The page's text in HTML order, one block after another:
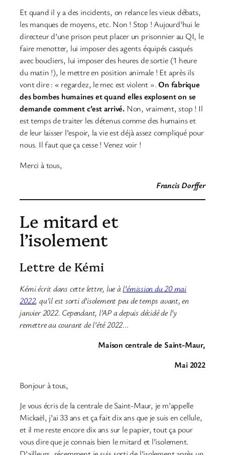
Et quand il y a des incidents, on relance les vieux débats,
les manques de moyens, etc. Non ! Stop ! Aujourd’hui le
directeur d’une prison peut placer un prisonnier au QI, le
faire menotter, lui imposer des agents équipés casqués
avec boucliers, lui imposer des heures de sortie (1 heure
du matin !), le mettre en position animale ! Et après ils
vont dire : « regardez, le mec est violent ».On fabrique
des bombes humaines et quand elles explosent on se
demande comment c’est arrivé. Non, vraiment, stop ! Il
est temps de traiter les détenus comme des humains et
de leur laisser l’espoir, la vie est déjà assez compliqué pour
nous. Il faut que ça cesse ! Venez voir !
Merci à tous,
Francis Dorffer
Le mitard et
l’isolement
Lettre de Kémi
Kémi écrit dans cette lettre, lue àl’émission du 20 mai
2022, qu’il est sorti d’isolement peu de temps avant, en
janvier 2022. Cependant, l’AP a depuis décidé de l’y
remettre au courant de l’été 2022...
Maison centrale de Saint-Maur,
Mai 2022
Bonjour à tous,
Je vous écris de la centrale de Saint-Maur, je m’appelle
Mickaël, j’ai 33 ans et ça fait dix ans que je suis en cellule,
et il me reste encore dix ans sur le papier, tout ça pour
vous dire que je connais bien le mitard et l’isolement.